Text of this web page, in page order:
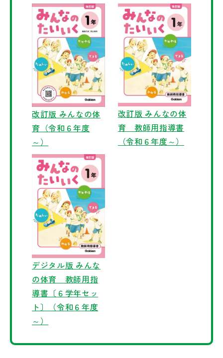
改訂版 みんなの体
育（令和６年度
～）
改訂版 みんなの体
育 教師用指導書
（令和６年度～）
デジタル版 みんな
の体育 教師用指
導書〔６学年セッ
ト〕（令和６年度
～）